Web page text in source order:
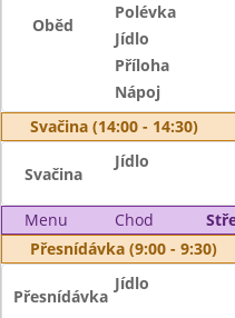
Oběd
Polévka
Jídlo
Příloha
Nápoj
Svačina (14:00 - 14:30)
Svačina
Jídlo
Menu Chod
Přesnídávka (9:00 - 9:30)
Přesnídávka
Jídlo